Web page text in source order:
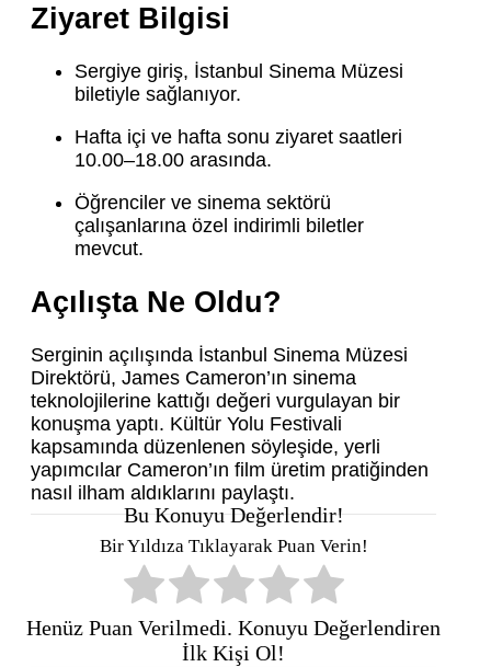
Ziyaret Bilgisi
Sergiye giriş, İstanbul Sinema Müzesi
biletiyle sağlanıyor.
Hafta içi ve hafta sonu ziyaret saatleri
10.00–18.00 arasında.
Öğrenciler ve sinema sektörü
çalışanlarına özel indirimli biletler
mevcut.
Açılışta Ne Oldu?
Serginin açılışında İstanbul Sinema Müzesi
Direktörü, James Cameron’ın sinema
teknolojilerine kattığı değeri vurgulayan bir
konuşma yaptı. Kültür Yolu Festivali
kapsamında düzenlenen söyleşide, yerli
yapımcılar Cameron’ın film üretim pratiğinden
nasıl ilham aldıklarını paylaştı.
Bu Konuyu Değerlendir!
Bir Yıldıza Tıklayarak Puan Verin!
Henüz Puan Verilmedi. Konuyu Değerlendiren
İlk Kişi Ol!